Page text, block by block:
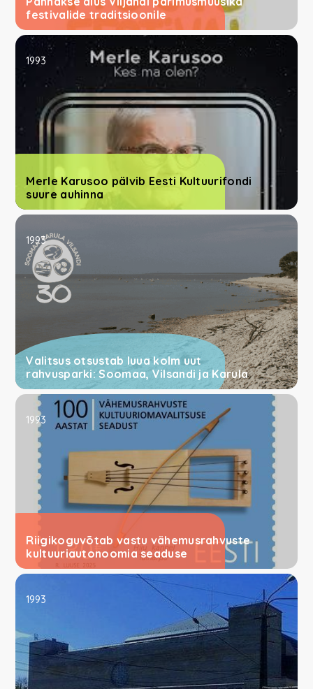
festivalide traditsioonile
Merle Karusoo pälvib Eesti Kultuurifondi
suure auhinna
1993
Valitsus otsustab luua kolm uut
rahvusparki: Soomaa, Vilsandi ja Karula
1993
Riigikoguvõtab vastu vähemusrahvuste
kultuuriautonoomia seaduse
1993
1993